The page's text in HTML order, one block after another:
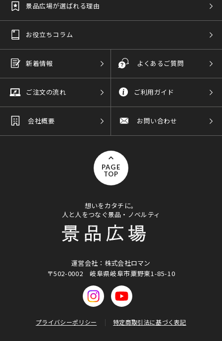
景品広場が選ばれる理由
お役立ちコラム
新着情報 よくあるご質問
ご注文の流れ ご利用ガイド
会社概要 お問い合わせ
PAGE
TOP
想いをカタチに。
人と人をつなぐ景品・ノベルティ
運営会社：株式会社ロマン
〒502-0002岐阜県岐阜市粟野東1-85-10
プライバシーポリシー 特定商取引法に基づく表記